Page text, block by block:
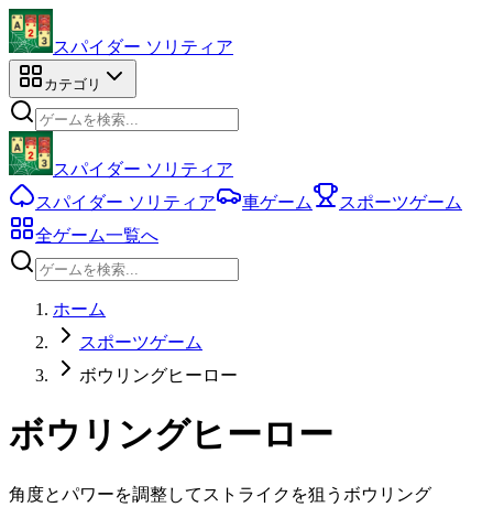
スパイダー ソリティア
カテゴリ
スパイダー ソリティア
スパイダー ソリティア
車ゲーム
スポーツゲーム
全ゲーム一覧へ
ホーム
スポーツゲーム
ボウリングヒーロー
ボウリングヒーロー
角度とパワーを調整してストライクを狙うボウリング